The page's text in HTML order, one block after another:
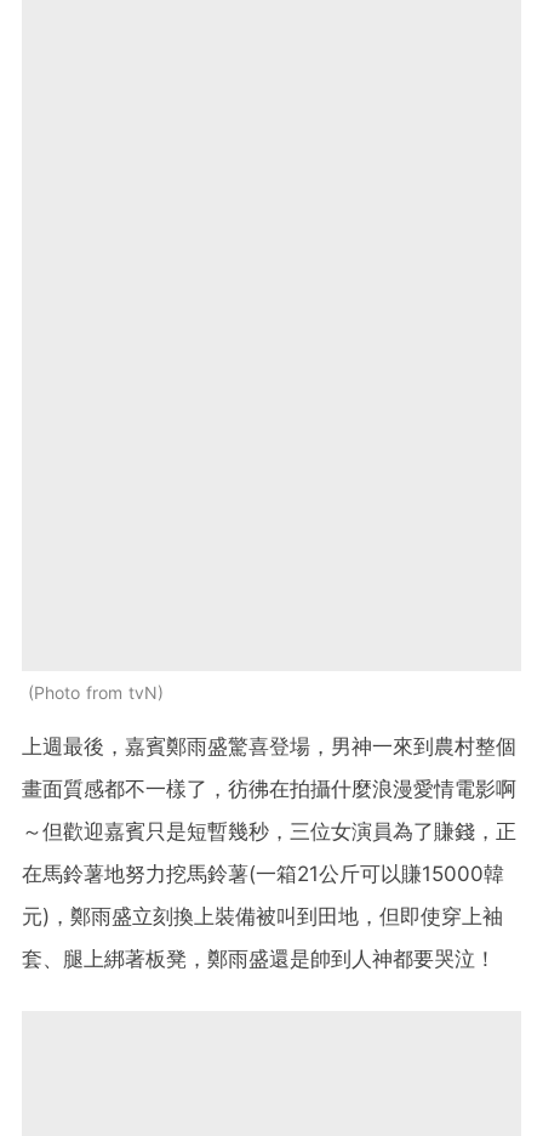
Photo from tvN
上週最後，嘉賓鄭雨盛驚喜登場，男神一來到農村整個
畫面質感都不一樣了，彷彿在拍攝什麼浪漫愛情電影啊
～但歡迎嘉賓只是短暫幾秒，三位女演員為了賺錢，正
在馬鈴薯地努力挖馬鈴薯(一箱21公斤可以賺15000韓
元)，鄭雨盛立刻換上裝備被叫到田地，但即使穿上袖
套、腿上綁著板凳，鄭雨盛還是帥到人神都要哭泣！